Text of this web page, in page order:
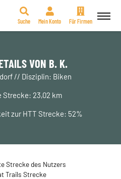
Suche Mein Konto Für Firmen
VON B. K.
// Disziplin: Biken
Strecke: 23,02 km
zur HTT Strecke: 52%
Strecke des Nutzers
Trails Strecke